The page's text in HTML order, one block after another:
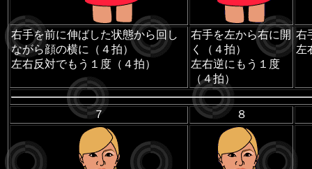
右手を前に伸ばした状態から回し
ながら顔の横に（４拍）
左右反対でもう１度（４拍）
右手を左から右に開
く（４拍）
左右逆にもう１度
（４拍）
右
左
７ ８